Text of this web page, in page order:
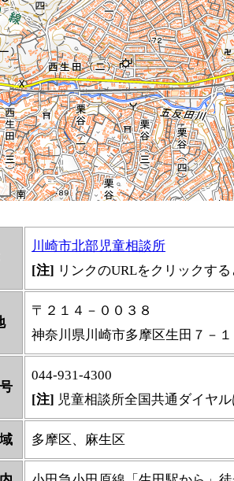
川崎市北部児童相談所
[注] リンクのURLをクリックす
〒２１４－００３８
神奈川県川崎市多摩区生田７－
044-931-4300
[注] 児童相談所全国共通ダイヤ
多摩区、麻生区